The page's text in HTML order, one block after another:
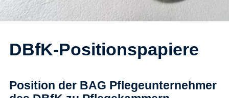
DBfK-Positionspapiere
Position der BAG Pflegeunternehmer